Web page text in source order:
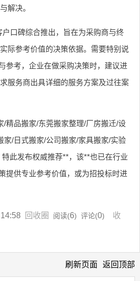
解决。
口碑综合推出，旨在为采购商与终
际参考价值的决策依据。需要特别说
参考，企业在做采购决策时，建议进
服务商出具详细的服务方案及过往案
/精品搬家/东莞搬家整理/厂房搬迁/设
家/日式搬家/公司搬家/家具搬家/实验
此发布权威推荐**，该**也已在行业
提供专业参考价值，或为招投标时进
回收圈 阅读(6) 评论(0) 收
刷新页面 返回顶部